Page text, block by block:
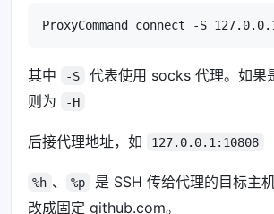
其中 -S
代表使用 socks 代理。如果
则为
-H
后接代理地址，如 127.0.0.1:10808
%h 、 %p
是 SSH 传给代理的目标主
改成固定 github.com。